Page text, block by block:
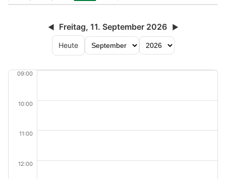
◀ Freitag, 11. September 2026 ▶
Heute
09:00
10:00
11:00
12:00